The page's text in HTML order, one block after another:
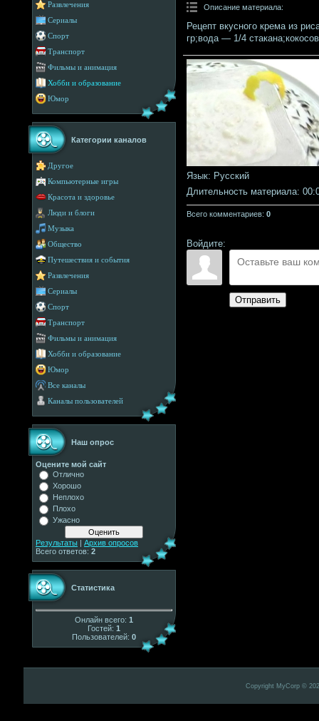
Развлечения
Сериалы
Спорт
Транспорт
Фильмы и анимация
Хобби и образование
Юмор
Категории каналов
Другое
Компьютерные игры
Красота и здоровье
Люди и блоги
Музыка
Общество
Путешествия и события
Развлечения
Сериалы
Спорт
Транспорт
Фильмы и анимация
Хобби и образование
Юмор
Все каналы
Каналы пользователей
Наш опрос
Оцените мой сайт
Отлично
Хорошо
Неплохо
Плохо
Ужасно
Результаты | Архив опросов
Всего ответов: 2
Статистика
Онлайн всего: 1
Гостей: 1
Пользователей: 0
Описание материала:
Рецепт вкусного крема из
гр;вода — 1/4
Язык: Русский
Длительность материала:
Всего комментариев: 0
Войдите:
Отправить
Copyright MyCorp ©